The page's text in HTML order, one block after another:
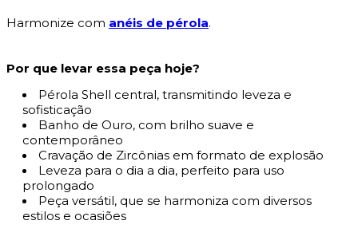
Harmonize com anéis de pérola.
Por que levar essa peça hoje?
Pérola Shell central, transmitindo leveza e
sofisticação
Banho de Ouro, com brilho suave e
contemporâneo
Cravação de Zircônias em formato de explosão
Leveza para o dia a dia, perfeito para uso
prolongado
Peça versátil, que se harmoniza com diversos
estilos e ocasiões